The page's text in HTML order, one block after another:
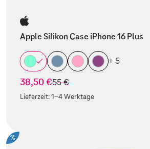
Apple Silikon Case iPhone 16 Plus
+ 5
38,50 €statt
55 €
Lieferzeit:1-4 Werktage
%